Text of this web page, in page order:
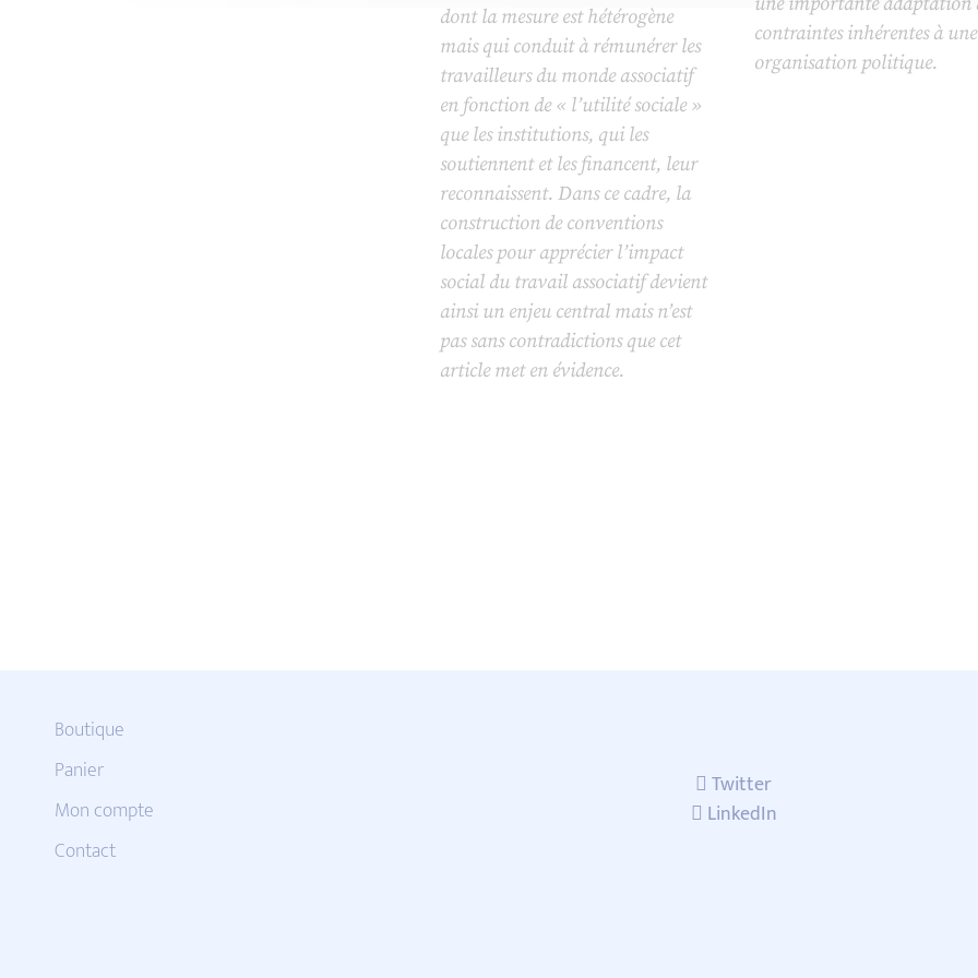
dont la mesure est hétérogène
mais qui conduit à rémunérer les
travailleurs du monde associatif
en fonction de « l’utilité sociale »
que les institutions, qui les
soutiennent et les financent, leur
reconnaissent. Dans ce cadre, la
construction de conventions
locales pour apprécier l’impact
social du travail associatif devient
ainsi un enjeu central mais n’est
pas sans contradictions que cet
article met en évidence.
contraintes inhérentes à une
organisation politique.
Boutique
Panier
Mon compte
Contact
Twitter
LinkedIn